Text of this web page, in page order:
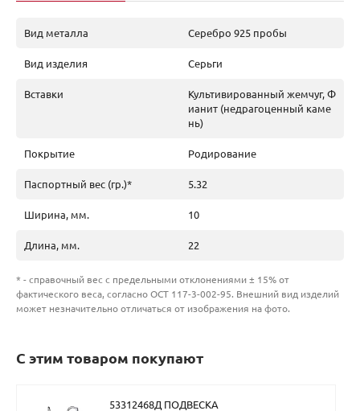
Вид металла Серебро 925 пробы
Вид изделия Серьги
Вставки
Культивированный жемчуг, Ф
ианит (недрагоценный каме
нь)
Покрытие Родирование
Паспортный вес (гр.)* 5.32
Ширина, мм. 10
Длина, мм. 22
* - справочный вес с предельными отклонениями ± 15% от
фактического веса, согласно ОСТ 117-3-002-95. Внешний вид изделий
может незначительно отличаться от изображения на фото.
С этим товаром покупают
53312468Д ПОДВЕСКА